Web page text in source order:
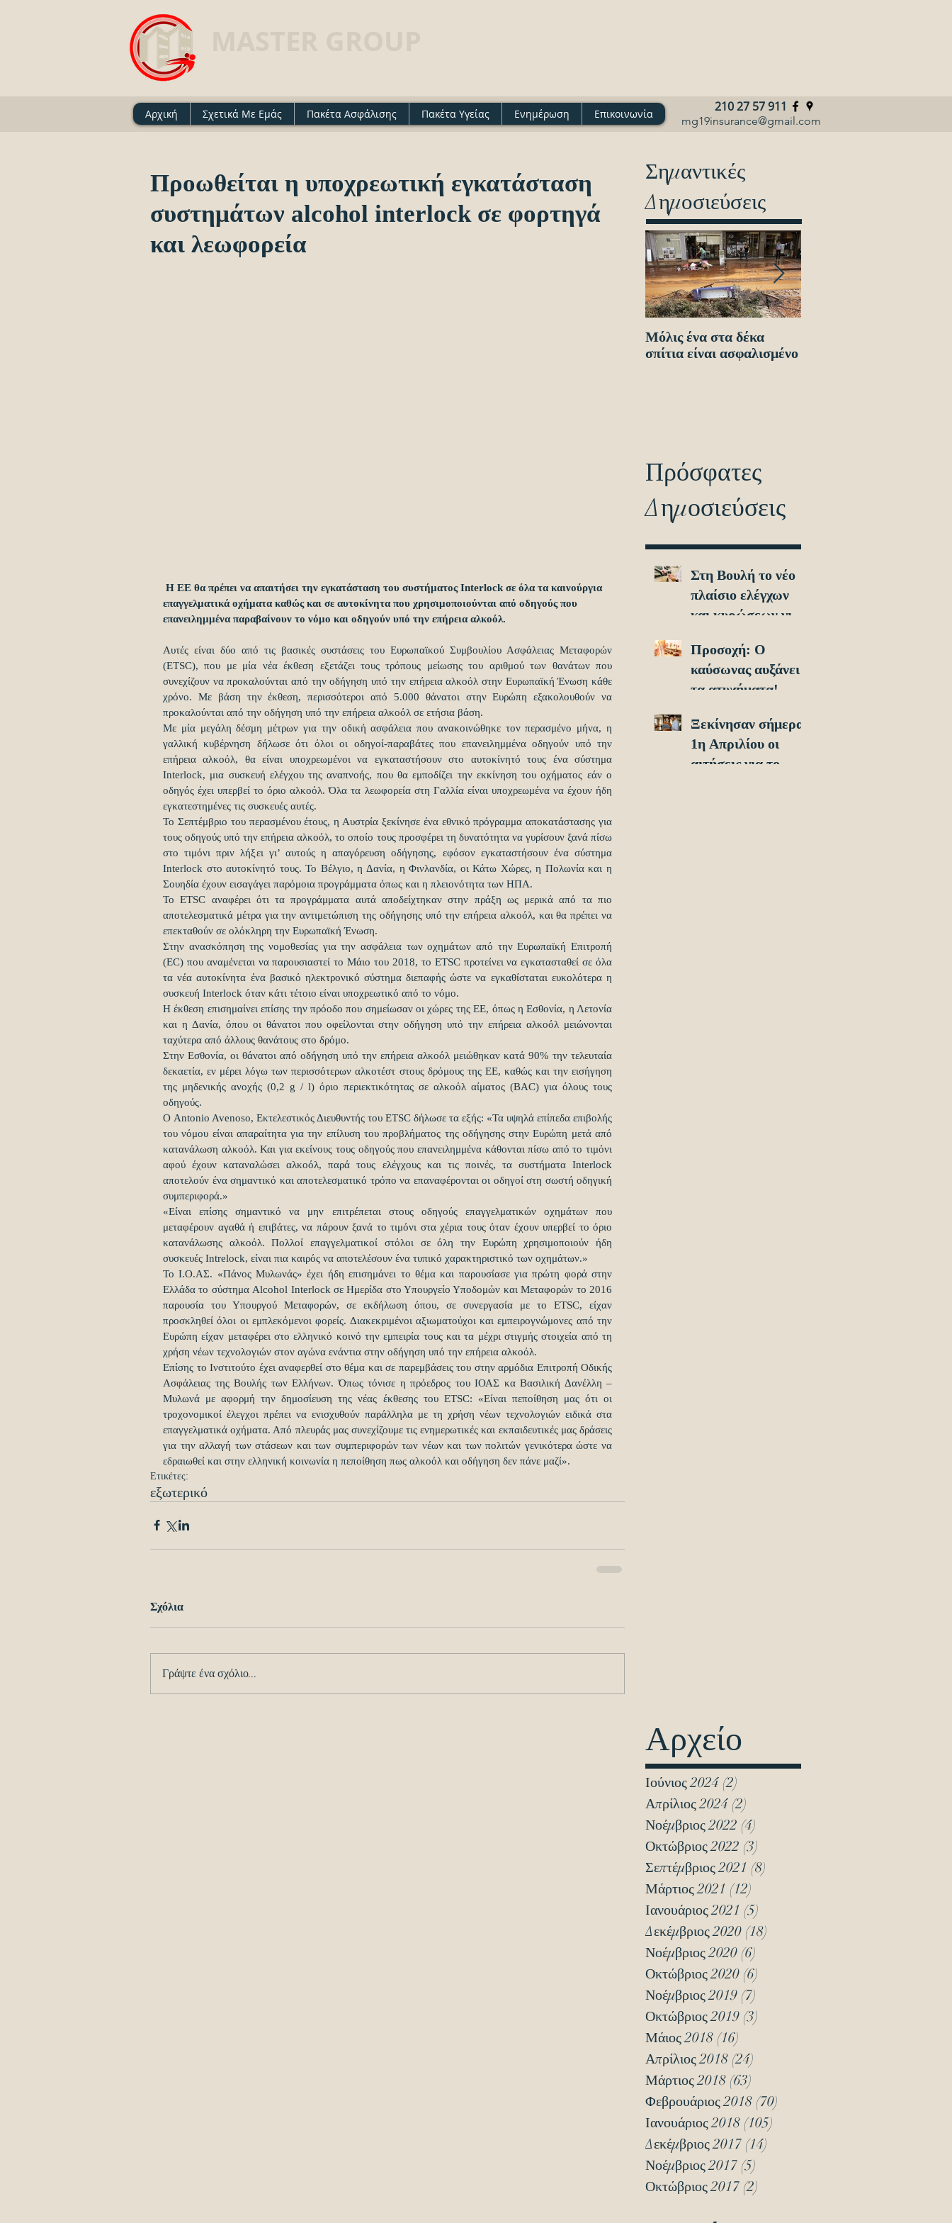
mg19insurance@gmail.com
210 27 57 911
Αρχική Σχετικά Με Εμάς Πακέτα Ασφάλισης Πακέτα Υγείας Ενημέρωση Επικοινωνία
Προωθείται η υποχρεωτική εγκατάσταση
συστημάτων alcohol interlock σε φορτηγά
και λεωφορεία
επαγγελματικά οχήματα καθώς και σε αυτοκίνητα που χρησιμοποιούνται από οδηγούς που
επανειλημμένα παραβαίνουν το νόμο και οδηγούν υπό την επήρεια αλκοόλ.
Αυτές είναι δύο από τις βασικές συστάσεις του Ευρωπαϊκού Συμβουλίου Ασφάλειας Μεταφορών
(ETSC), που με μία νέα έκθεση εξετάζει τους τρόπους μείωσης του αριθμού των θανάτων που
συνεχίζουν να προκαλούνται από την οδήγηση υπό την επήρεια αλκοόλ στην Ευρωπαϊκή Ένωση κάθε
χρόνο. Με βάση την έκθεση, περισσότεροι από 5.000 θάνατοι στην Ευρώπη εξακολουθούν να
προκαλούνται από την οδήγηση υπό την επήρεια αλκοόλ σε ετήσια βάση.
Με μία μεγάλη δέσμη μέτρων για την οδική ασφάλεια που ανακοινώθηκε τον περασμένο μήνα, η
γαλλική κυβέρνηση δήλωσε ότι όλοι οι οδηγοί-παραβάτες που επανειλημμένα οδηγούν υπό την
επήρεια αλκοόλ, θα είναι υποχρεωμένοι να εγκαταστήσουν στο αυτοκίνητό τους ένα σύστημα
Interlock, μια συσκευή ελέγχου της αναπνοής, που θα εμποδίζει την εκκίνηση του οχήματος εάν ο
οδηγός έχει υπερβεί το όριο αλκοόλ. Όλα τα λεωφορεία στη Γαλλία είναι υποχρεωμένα να έχουν ήδη
εγκατεστημένες τις συσκευές αυτές.
Το Σεπτέμβριο του περασμένου έτους, η Αυστρία ξεκίνησε ένα εθνικό πρόγραμμα αποκατάστασης για
τους οδηγούς υπό την επήρεια αλκοόλ, το οποίο τους προσφέρει τη δυνατότητα να γυρίσουν ξανά πίσω
στο τιμόνι πριν λήξει γι’ αυτούς η απαγόρευση οδήγησης, εφόσον εγκαταστήσουν ένα σύστημα
Interlock στο αυτοκίνητό τους. Το Βέλγιο, η Δανία, η Φινλανδία, οι Κάτω Χώρες, η Πολωνία και η
Σουηδία έχουν εισαγάγει παρόμοια προγράμματα όπως και η πλειονότητα των ΗΠΑ.
Το ETSC αναφέρει ότι τα προγράμματα αυτά αποδείχτηκαν στην πράξη ως μερικά από τα πιο
αποτελεσματικά μέτρα για την αντιμετώπιση της οδήγησης υπό την επήρεια αλκοόλ, και θα πρέπει να
επεκταθούν σε ολόκληρη την Ευρωπαϊκή Ένωση.
Στην ανασκόπηση της νομοθεσίας για την ασφάλεια των οχημάτων από την Ευρωπαϊκή Επιτροπή
(EC) που αναμένεται να παρουσιαστεί το Μάιο του 2018, το ETSC προτείνει να εγκατασταθεί σε όλα
τα νέα αυτοκίνητα ένα βασικό ηλεκτρονικό σύστημα διεπαφής ώστε να εγκαθίσταται ευκολότερα η
συσκευή Interlock όταν κάτι τέτοιο είναι υποχρεωτικό από το νόμο.
Η έκθεση επισημαίνει επίσης την πρόοδο που σημείωσαν οι χώρες της ΕΕ, όπως η Εσθονία, η Λετονία
και η Δανία, όπου οι θάνατοι που οφείλονται στην οδήγηση υπό την επήρεια αλκοόλ μειώνονται
ταχύτερα από άλλους θανάτους στο δρόμο.
Στην Εσθονία, οι θάνατοι από οδήγηση υπό την επήρεια αλκοόλ μειώθηκαν κατά 90% την τελευταία
δεκαετία, εν μέρει λόγω των περισσότερων αλκοτέστ στους δρόμους της ΕΕ, καθώς και την εισήγηση
της μηδενικής ανοχής (0,2 g / l) όριο περιεκτικότητας σε αλκοόλ αίματος (BAC) για όλους τους
οδηγούς.
Ο Antonio Avenoso, Εκτελεστικός Διευθυντής του ETSC δήλωσε τα εξής: «Τα υψηλά επίπεδα επιβολής
του νόμου είναι απαραίτητα για την επίλυση του προβλήματος της οδήγησης στην Ευρώπη μετά από
κατανάλωση αλκοόλ. Και για εκείνους τους οδηγούς που επανειλημμένα κάθονται πίσω από το τιμόνι
αφού έχουν καταναλώσει αλκοόλ, παρά τους ελέγχους και τις ποινές, τα συστήματα Interlock
αποτελούν ένα σημαντικό και αποτελεσματικό τρόπο να επαναφέρονται οι οδηγοί στη σωστή οδηγική
συμπεριφορά.»
«Είναι επίσης σημαντικό να μην επιτρέπεται στους οδηγούς επαγγελματικών οχημάτων που
μεταφέρουν αγαθά ή επιβάτες, να πάρουν ξανά το τιμόνι στα χέρια τους όταν έχουν υπερβεί το όριο
κατανάλωσης αλκοόλ. Πολλοί επαγγελματικοί στόλοι σε όλη την Ευρώπη χρησιμοποιούν ήδη
συσκευές Intrelock, είναι πια καιρός να αποτελέσουν ένα τυπικό χαρακτηριστικό των οχημάτων.»
Το Ι.Ο.ΑΣ. «Πάνος Μυλωνάς» έχει ήδη επισημάνει το θέμα και παρουσίασε για πρώτη φορά στην
Ελλάδα το σύστημα Alcohol Interlock σε Ημερίδα στο Υπουργείο Υποδομών και Μεταφορών το 2016
παρουσία του Υπουργού Μεταφορών, σε εκδήλωση όπου, σε συνεργασία με το ETSC, είχαν
προσκληθεί όλοι οι εμπλεκόμενοι φορείς. Διακεκριμένοι αξιωματούχοι και εμπειρογνώμονες από την
Ευρώπη είχαν μεταφέρει στο ελληνικό κοινό την εμπειρία τους και τα μέχρι στιγμής στοιχεία από τη
χρήση νέων τεχνολογιών στον αγώνα ενάντια στην οδήγηση υπό την επήρεια αλκοόλ.
Επίσης το Ινστιτούτο έχει αναφερθεί στο θέμα και σε παρεμβάσεις του στην αρμόδια Επιτροπή Οδικής
Ασφάλειας της Βουλής των Ελλήνων. Όπως τόνισε η πρόεδρος του ΙΟΑΣ κα Βασιλική Δανέλλη –
Μυλωνά με αφορμή την δημοσίευση της νέας έκθεσης του ETSC: «Είναι πεποίθηση μας ότι οι
τροχονομικοί έλεγχοι πρέπει να ενισχυθούν παράλληλα με τη χρήση νέων τεχνολογιών ειδικά στα
επαγγελματικά οχήματα. Από πλευράς μας συνεχίζουμε τις ενημερωτικές και εκπαιδευτικές μας δράσεις
για την αλλαγή των στάσεων και των συμπεριφορών των νέων και των πολιτών γενικότερα ώστε να
εδραιωθεί και στην ελληνική κοινωνία η πεποίθηση πως αλκοόλ και οδήγηση δεν πάνε μαζί».
Ετικέτες:
εξωτερικό
Σχόλια
Γράψτε ένα σχόλιο...
Σημαντικές
Δημοσιεύσεις
Μόλις ένα στα δέκα
σπίτια είναι ασφαλισμένο
Πρόσφατες
Δημοσιεύσεις
Στη Βουλή το νέο
πλαίσιο ελέγχων
και κυρώσεων για
οχήματα!
Προσοχή: O
καύσωνας αυξάνει
τα ατυχήματα!
Ξεκίνησαν σήμερα
1η Απριλίου οι
αιτήσεις για το
Αρχείο
Ιούνιος 2024 (2)
Απρίλιος 2024 (2)
Νοέμβριος 2022 (4)
Οκτώβριος 2022 (3)
Σεπτέμβριος 2021 (8)
Μάρτιος 2021 (12)
Ιανουάριος 2021 (5)
Δεκέμβριος 2020 (18)
Νοέμβριος 2020 (6)
Οκτώβριος 2020 (6)
Νοέμβριος 2019 (7)
Οκτώβριος 2019 (3)
Μάιος 2018 (16)
Απρίλιος 2018 (24)
Μάρτιος 2018 (63)
Φεβρουάριος 2018 (70)
Ιανουάριος 2018 (105)
Δεκέμβριος 2017 (14)
Νοέμβριος 2017 (5)
Οκτώβριος 2017 (2)